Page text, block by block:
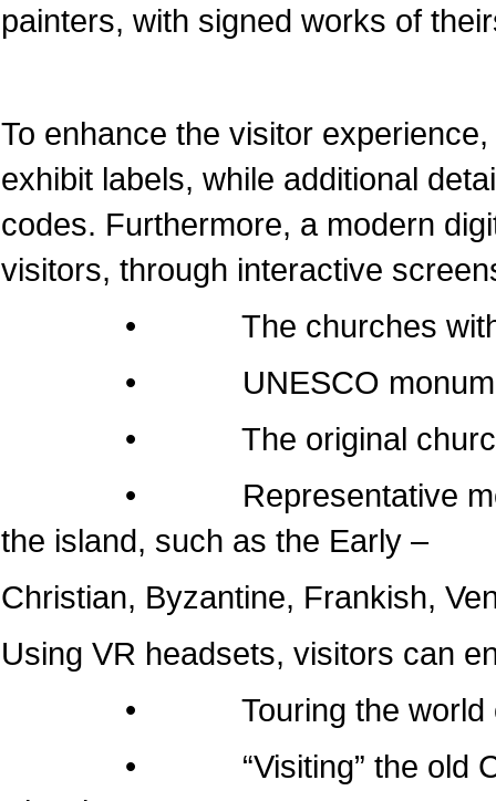
painters, with signed works of
To enhance the visitor
exhibit labels, while additional
codes. Furthermore, a modern
visitors, through interactive
• The churches within
• UNESCO
• The original churches
• Representative
the island, such as the Early –
Christian, Byzantine, Frankish,
Using VR headsets, visitors can
• Touring the world of
• “Visiting” the old